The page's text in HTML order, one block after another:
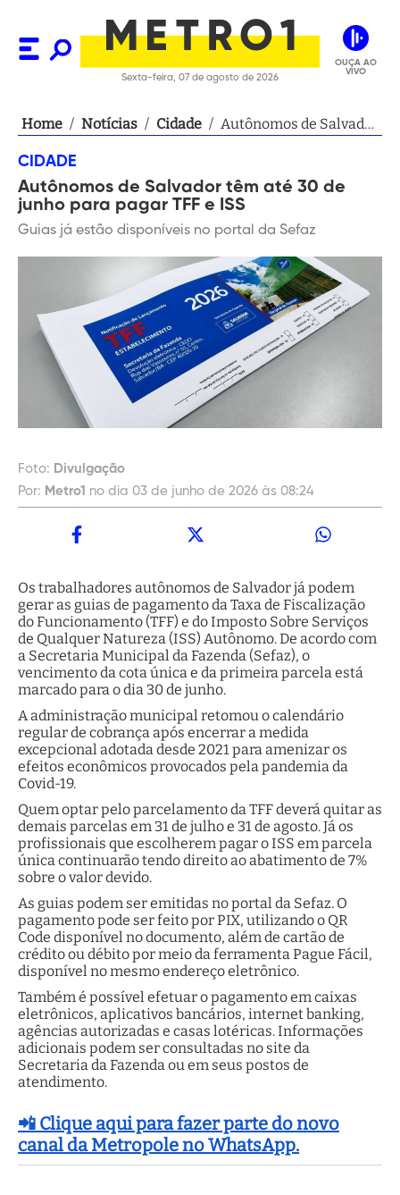
Sexta-feira, 07 de agosto de 2026
OUÇA AO
VIVO
Home / Notícias / Cidade / Autônomos de Salvador
CIDADE
Autônomos de Salvador têm até 30 de
junho para pagar TFF e ISS
Guias já estão disponíveis no portal da Sefaz
Foto: Divulgação
Por: Metro1 no dia 03 de junho de 2026 às 08:24
Os trabalhadores autônomos de Salvador já podem
gerar as guias de pagamento da Taxa de Fiscalização
do Funcionamento (TFF) e do Imposto Sobre Serviços
de Qualquer Natureza (ISS) Autônomo. De acordo com
a Secretaria Municipal da Fazenda (Sefaz), o
vencimento da cota única e da primeira parcela está
marcado para o dia 30 de junho.
A administração municipal retomou o calendário
regular de cobrança após encerrar a medida
excepcional adotada desde 2021 para amenizar os
efeitos econômicos provocados pela pandemia da
Covid-19.
Quem optar pelo parcelamento da TFF deverá quitar as
demais parcelas em 31 de julho e 31 de agosto. Já os
profissionais que escolherem pagar o ISS em parcela
única continuarão tendo direito ao abatimento de 7%
sobre o valor devido.
As guias podem ser emitidas no portal da Sefaz. O
pagamento pode ser feito por PIX, utilizando o QR
Code disponível no documento, além de cartão de
crédito ou débito por meio da ferramenta Pague Fácil,
disponível no mesmo endereço eletrônico.
Também é possível efetuar o pagamento em caixas
eletrônicos, aplicativos bancários, internet banking,
agências autorizadas e casas lotéricas. Informações
adicionais podem ser consultadas no site da
Secretaria da Fazenda ou em seus postos de
atendimento.
📲 Clique aqui para fazer parte do novo
canal da Metropole no WhatsApp.